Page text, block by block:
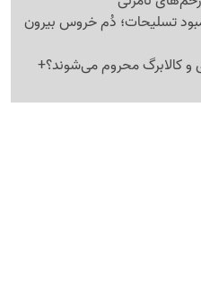
تسلیحات؛ دُم خروس بیرون
و کالابرگ محروم می‌شوند؟+